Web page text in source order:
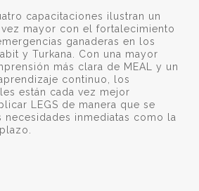
capacitaciones ilustran un
mayor con el fortalecimiento
ganaderas en los
y Turkana. Con una mayor
más clara de MEAL y un
continuo, los
están cada vez mejor
LEGS de manera que se
necesidades inmediatas como la